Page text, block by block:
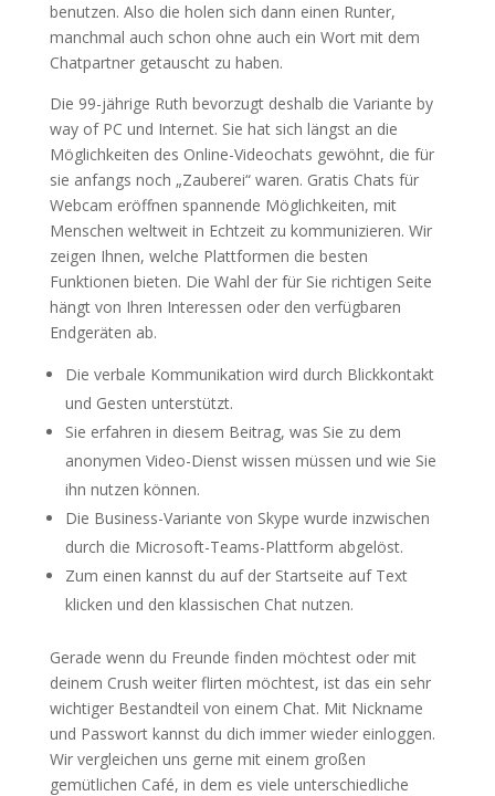
benutzen. Also die holen sich dann einen Runter,
manchmal auch schon ohne auch ein Wort mit dem
Chatpartner getauscht zu haben.
Die 99-jährige Ruth bevor­zugt deshalb die Variante by
way of PC und Internet. Sie hat sich längst an die
Möglich­keiten des Online-Video­chats gewöhnt, die für
sie anfangs noch „Zauberei“ waren. Gratis Chats für
Webcam eröffnen spannende Möglichkeiten, mit
Menschen weltweit in Echtzeit zu kommunizieren. Wir
zeigen Ihnen, welche Plattformen die besten
Funktionen bieten. Die Wahl der für Sie richtigen Seite
hängt von Ihren Interessen oder den verfügbaren
Endgeräten ab.
Die verbale Kommunikation wird durch Blickkontakt
und Gesten unterstützt.
Sie erfahren in diesem Beitrag, was Sie zu dem
anonymen Video-Dienst wissen müssen und wie Sie
ihn nutzen können.
Die Business-Variante von Skype wurde inzwischen
durch die Microsoft-Teams-Plattform abgelöst.
Zum einen kannst du auf der Startseite auf Text
klicken und den klassischen Chat nutzen.
Gerade wenn du Freunde finden möchtest oder mit
deinem Crush weiter flirten möchtest, ist das ein sehr
wichtiger Bestandteil von einem Chat. Mit Nickname
und Passwort kannst du dich immer wieder einloggen.
Wir vergleichen uns gerne mit einem großen
gemütlichen Café, in dem es viele unterschiedliche